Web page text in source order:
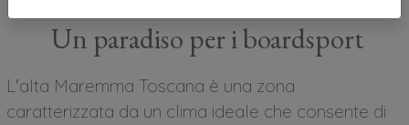
Un paradiso per i boardsport
L'alta Maremma Toscana è una zona
caratterizzata da un clima ideale che consente di